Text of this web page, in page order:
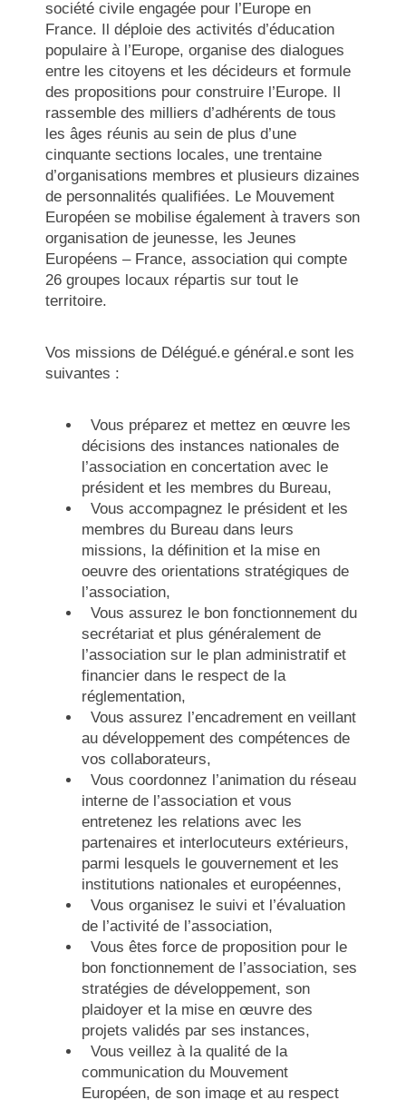
société civile engagée pour l’Europe en
France. Il déploie des activités d’éducation
populaire à l’Europe, organise des dialogues
entre les citoyens et les décideurs et formule
des propositions pour construire l’Europe. Il
rassemble des milliers d’adhérents de tous
les âges réunis au sein de plus d’une
cinquante sections locales, une trentaine
d’organisations membres et plusieurs dizaines
de personnalités qualifiées. Le Mouvement
Européen se mobilise également à travers son
organisation de jeunesse, les Jeunes
Européens – France, association qui compte
26 groupes locaux répartis sur tout le
territoire.
Vos missions de Délégué.e général.e sont les
suivantes :
Vous préparez et mettez en œuvre les
décisions des instances nationales de
l’association en concertation avec le
président et les membres du Bureau,
Vous accompagnez le président et les
membres du Bureau dans leurs
missions, la définition et la mise en
oeuvre des orientations stratégiques de
l’association,
Vous assurez le bon fonctionnement du
secrétariat et plus généralement de
l’association sur le plan administratif et
financier dans le respect de la
réglementation,
Vous assurez l’encadrement en veillant
au développement des compétences de
vos collaborateurs,
Vous coordonnez l’animation du réseau
interne de l’association et vous
entretenez les relations avec les
partenaires et interlocuteurs extérieurs,
parmi lesquels le gouvernement et les
institutions nationales et européennes,
Vous organisez le suivi et l’évaluation
de l’activité de l’association,
Vous êtes force de proposition pour le
bon fonctionnement de l’association, ses
stratégies de développement, son
plaidoyer et la mise en œuvre des
projets validés par ses instances,
Vous veillez à la qualité de la
communication du Mouvement
Européen, de son image et au respect